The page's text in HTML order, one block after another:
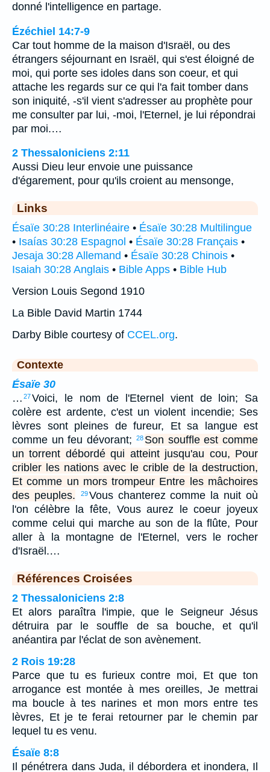
donné l'intelligence en partage.
Ézéchiel 14:7-9
Car tout homme de la maison d'Israël, ou des
étrangers séjournant en Israël, qui s'est éloigné de
moi, qui porte ses idoles dans son coeur, et qui
attache les regards sur ce qui l'a fait tomber dans
son iniquité, -s'il vient s'adresser au prophète pour
me consulter par lui, -moi, l'Eternel, je lui répondrai
par moi.…
2 Thessaloniciens 2:11
Aussi Dieu leur envoie une puissance
d'égarement, pour qu'ils croient au mensonge,
Links
Ésaïe 30:28 Interlinéaire • Ésaïe 30:28 Multilingue
• Isaías 30:28 Espagnol • Ésaïe 30:28 Français •
Jesaja 30:28 Allemand • Ésaïe 30:28 Chinois •
Isaiah 30:28 Anglais • Bible Apps • Bible Hub
Version Louis Segond 1910
La Bible David Martin 1744
Darby Bible courtesy of CCEL.org.
Contexte
Ésaïe 30
… 27Voici, le nom de l'Eternel vient de loin; Sa
colère est ardente, c'est un violent incendie; Ses
lèvres sont pleines de fureur, Et sa langue est
comme un feu dévorant;
28 Son souffle est comme
un torrent débordé qui atteint jusqu'au cou, Pour
cribler les nations avec le crible de la destruction,
Et comme un mors trompeur Entre les mâchoires
des peuples.
29Vous chanterez comme la nuit où
l'on célèbre la fête, Vous aurez le coeur joyeux
comme celui qui marche au son de la flûte, Pour
aller à la montagne de l'Eternel, vers le rocher
d'Israël.…
Références Croisées
2 Thessaloniciens 2:8
Et alors paraîtra l'impie, que le Seigneur Jésus
détruira par le souffle de sa bouche, et qu'il
anéantira par l'éclat de son avènement.
2 Rois 19:28
Parce que tu es furieux contre moi, Et que ton
arrogance est montée à mes oreilles, Je mettrai
ma boucle à tes narines et mon mors entre tes
lèvres, Et je te ferai retourner par le chemin par
lequel tu es venu.
Ésaïe 8:8
Il pénétrera dans Juda, il débordera et inondera, Il